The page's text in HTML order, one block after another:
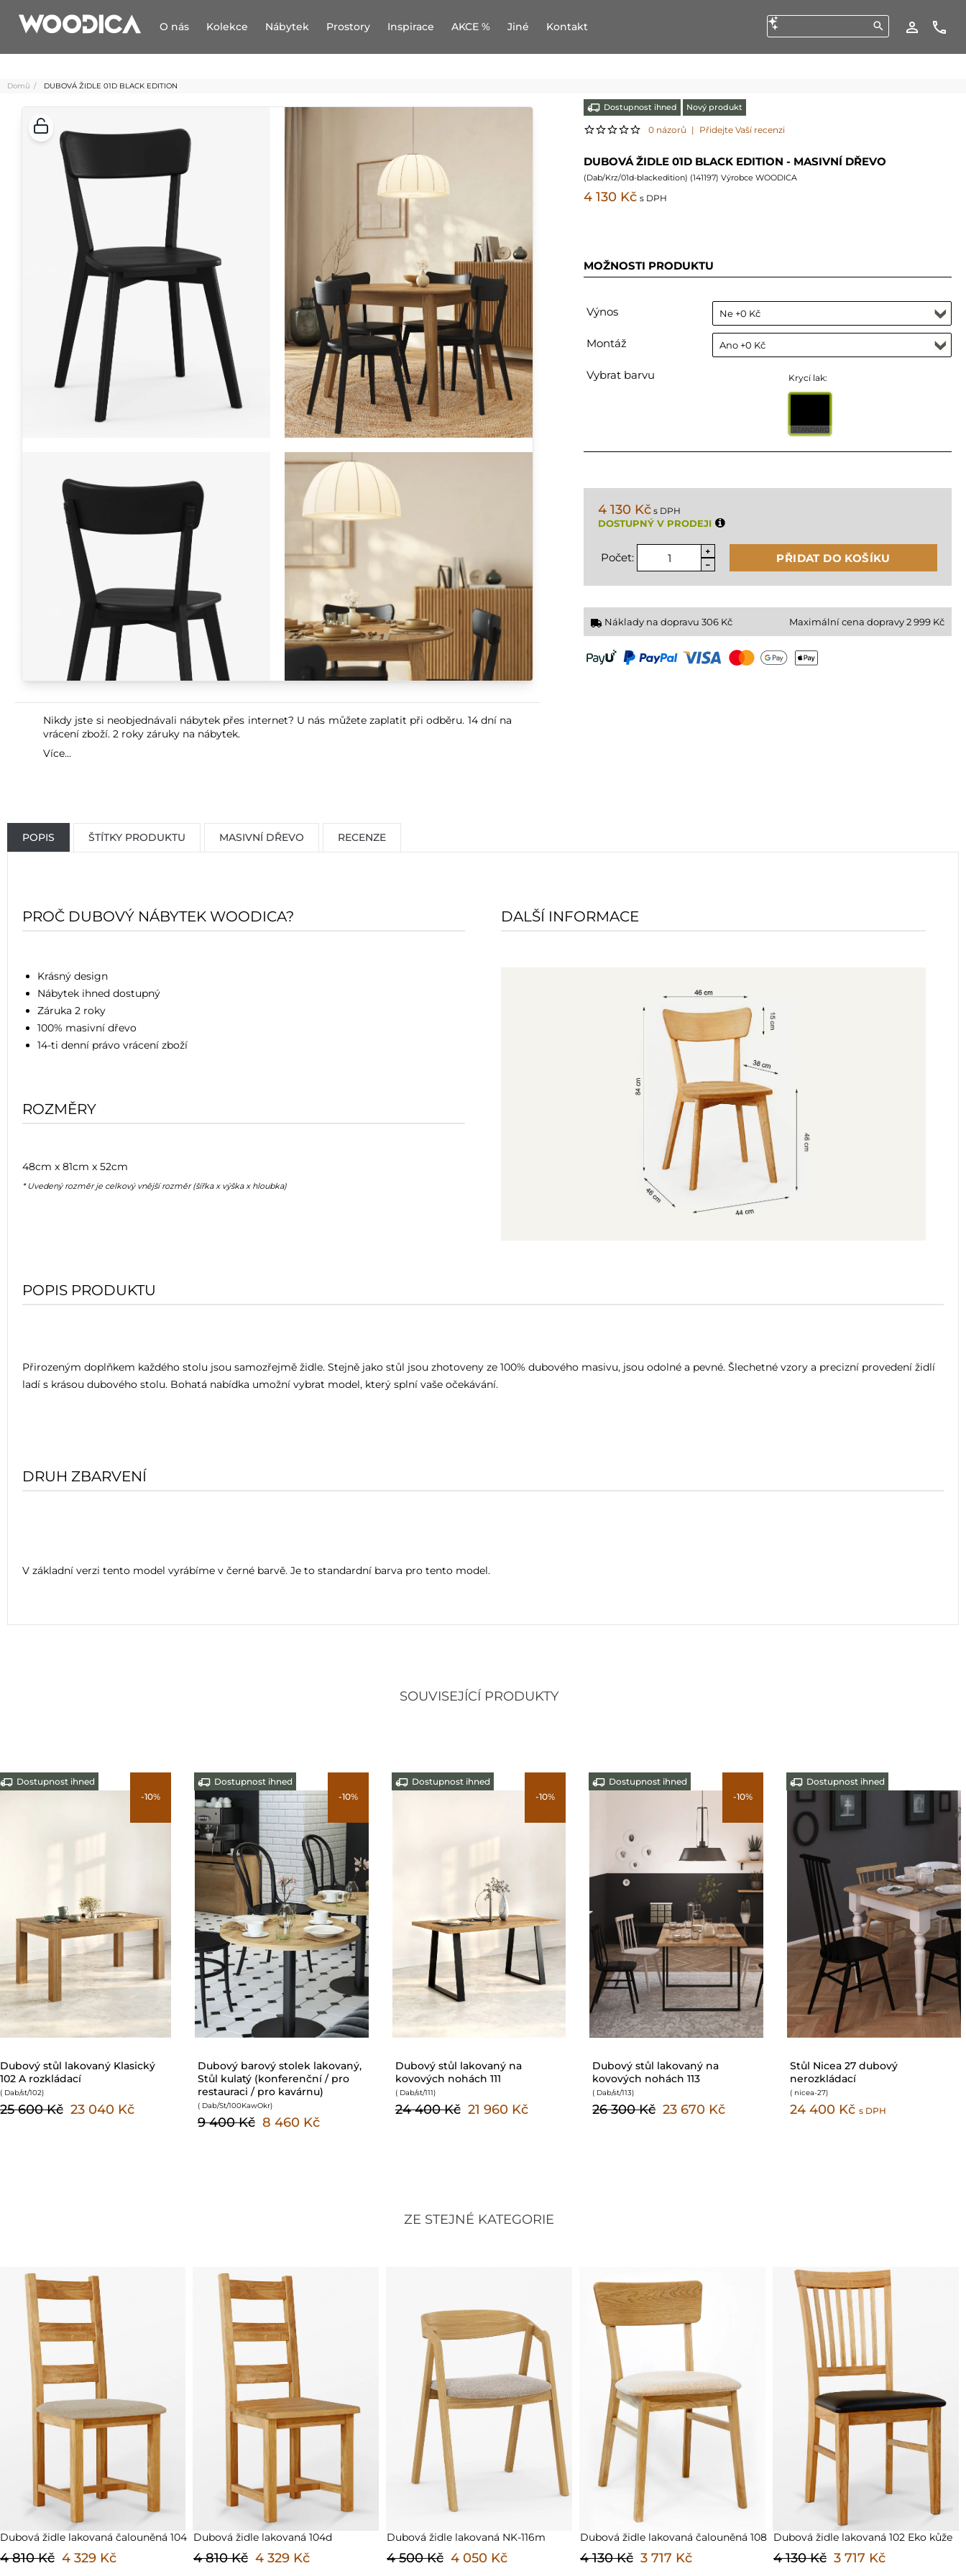
O nás Kolekce Nábytek Prostory Inspirace AKCE % Jiné Kontakt
Domů DUBOVÁ ŽIDLE 01D BLACK EDITION
Nikdy jste si neobjednávali nábytek přes internet? U nás můžete zaplatit při odběru. 14 dní na
vrácení zboží. 2 roky záruky na nábytek.
Více...
Dostupnost ihned Nový produkt
0 názorů | Přidejte Vaší recenzi
DUBOVÁ ŽIDLE 01D BLACK EDITION - MASIVNÍ DŘEVO
(Dab/Krz/01d-blackedition) (141197) Výrobce WOODICA
4 130 Kč s DPH
MOŽNOSTI PRODUKTU
Výnos
Montáž
Vybrat barvu Krycí lak:
STANDARD
4 130 Kč s DPH
DOSTUPNÝ V PRODEJI
Počet: PŘIDAT DO KOŠÍKU
Náklady na dopravu306 Kč Maximální cena dopravy 2 999 Kč
POPIS ŠTÍTKY PRODUKTU MASIVNÍ DŘEVO RECENZE
PROČ DUBOVÝ NÁBYTEK WOODICA?
Krásný design
Nábytek ihned dostupný
Záruka 2 roky
100% masivní dřevo
14-ti denní právo vrácení zboží
ROZMĚRY
48cm x 81cm x 52cm
* Uvedený rozměr je celkový vnější rozměr (šířka x výška x hloubka)
DALŠÍ INFORMACE
POPIS PRODUKTU
Přirozeným doplňkem každého stolu jsou samozřejmě židle. Stejně jako stůl jsou zhotoveny ze 100% dubového masivu, jsou odolné a pevné. Šlechetné vzory a precizní provedení židlí
ladí s krásou dubového stolu. Bohatá nabídka umožní vybrat model, který splní vaše očekávání.
DRUH ZBARVENÍ
V základní verzi tento model vyrábíme v černé barvě. Je to standardní barva pro tento model.
SOUVISEJÍCÍ PRODUKTY
Dostupnost ihned
-10%
Dubový stůl lakovaný Klasický
102 A rozkládací
( Dab/st/102)
25 600 Kč 23 040 Kč
Dostupnost ihned
-10%
Dubový barový stolek lakovaný,
Stůl kulatý (konferenční / pro
restauraci / pro kavárnu)
( Dab/St/100KawOkr)
9 400 Kč 8 460 Kč
Dostupnost ihned
-10%
Dubový stůl lakovaný na
kovových nohách 111
( Dab/st/111)
24 400 Kč 21 960 Kč
Dostupnost ihned
-10%
Dubový stůl lakovaný na
kovových nohách 113
( Dab/st/113)
26 300 Kč 23 670 Kč
Dostupnost ihned
Stůl Nicea 27 dubový
nerozkládací
( nicea-27)
24 400 Kč s DPH
ZE STEJNÉ KATEGORIE
Dubová židle lakovaná 104d
4 810 Kč 4 329 Kč
Dubová židle lakovaná NK-116m
4 500 Kč 4 050 Kč
Dubová židle lakovaná čalouněná 108
4 130 Kč 3 717 Kč
Dubová židle lakovaná 102 Eko kůže
4 130 Kč 3 717 Kč
Dubová židle lakovaná čalouněná 109
4 130 Kč 3 717 Kč